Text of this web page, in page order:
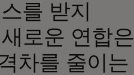
를 받지
로운 연합은
차를 줄이는